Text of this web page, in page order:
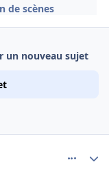
de scènes
un nouveau sujet